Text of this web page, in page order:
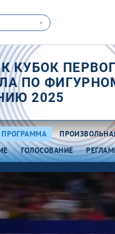
КУБОК
ПО
2025
ПРОГРАММА
ГОЛОСОВАНИЕ